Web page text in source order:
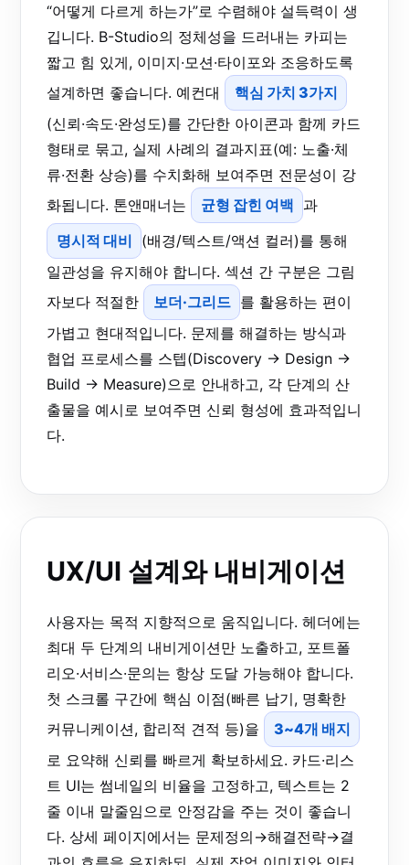
“어떻게 다르게 하는가”로 수렴해야 설득력이 생
깁니다. B-Studio의 정체성을 드러내는 카피는
짧고 힘 있게, 이미지·모션·타이포와 조응하도록
설계하면 좋습니다. 예컨대
핵심 가치 3가지
(신뢰·속도·완성도)를 간단한 아이콘과 함께 카드
형태로 묶고, 실제 사례의 결과지표(예: 노출·체
류·전환 상승)를 수치화해 보여주면 전문성이 강
화됩니다. 톤앤매너는
균형 잡힌 여백
과
명시적 대비
(배경/텍스트/액션 컬러)를 통해
일관성을 유지해야 합니다. 섹션 간 구분은 그림
자보다 적절한
보더·그리드 를 활용하는 편이
가볍고 현대적입니다. 문제를 해결하는 방식과
협업 프로세스를 스텝(Discovery → Design →
Build → Measure)으로 안내하고, 각 단계의 산
출물을 예시로 보여주면 신뢰 형성에 효과적입니
다.
UX/UI 설계와 내비게이션
사용자는 목적 지향적으로 움직입니다. 헤더에는
최대 두 단계의 내비게이션만 노출하고, 포트폴
리오·서비스·문의는 항상 도달 가능해야 합니다.
첫 스크롤 구간에 핵심 이점(빠른 납기, 명확한
커뮤니케이션, 합리적 견적 등)을
3~4개 배지
로 요약해 신뢰를 빠르게 확보하세요. 카드·리스
트 UI는 썸네일의 비율을 고정하고, 텍스트는 2
줄 이내 말줄임으로 안정감을 주는 것이 좋습니
다. 상세 페이지에서는 문제정의→해결전략→결